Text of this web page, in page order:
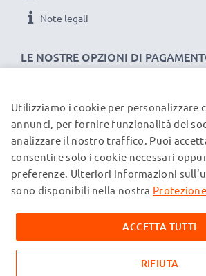
LE NOSTRE OPZIONI DI
Note legali
I NOSTRI PARTNER DI SPEDIZIONE
© subtel.it 2026
Tutti i prezzi includono l'IVA e sono
spedizione. Si prega di notare che tutti i
sulle nostre pagine web esclusivamente
informazioni sui nostri prodotti.
Utilizziamo i cookie per personalizzare
annunci, per fornire funzionalità dei
analizzare il nostro traffico. Puoi
consentire solo i cookie necessari
preferenze. Ulteriori informazioni
sono disponibili nella nostra
ACCETTA TUTTI
RIFIUTA